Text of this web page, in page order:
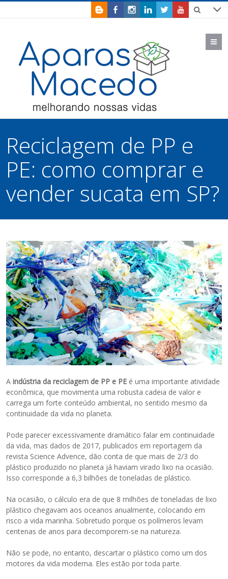
Reciclagem de PP e
PE: como comprar e
vender sucata em SP?
Aindústria da reciclagem de PP e PE é uma importante atividade
econômica, que movimenta uma robusta cadeia de valor e
carrega um forte conteúdo ambiental, no sentido mesmo da
continuidade da vida no planeta.
Pode parecer excessivamente dramático falar em continuidade
da vida, mas dados de 2017, publicados em reportagem da
revista Science Advence, dão conta de que mais de 2/3 do
plástico produzido no planeta já haviam virado lixo na ocasião.
Isso corresponde a 6,3 bilhões de toneladas de plástico.
Na ocasião, o cálculo era de que 8 milhões de toneladas de lixo
plástico chegavam aos oceanos anualmente, colocando em
risco a vida marinha. Sobretudo porque os polímeros levam
centenas de anos para decomporem-se na natureza.
Não se pode, no entanto, descartar o plástico como um dos
motores da vida moderna. Eles estão por toda parte.